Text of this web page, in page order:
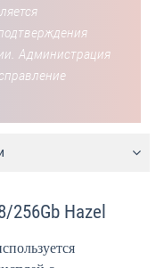
Администрация
256Gb Hazel